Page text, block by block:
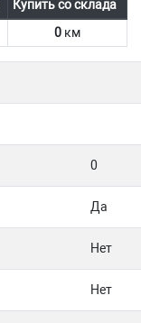
Купить со склада
0 км
0
Да
Нет
Нет